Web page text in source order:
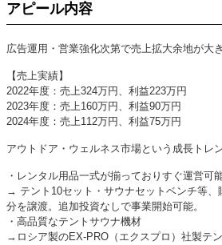
アピール内容
広告運用・営業強化次第で売上拡大余地が大
【売上実績】
2022年度：売上324万円、利益223万円
2023年度：売上160万円、利益90万円
2024年度：売上112万円、利益75万円
アウトドア・ウェルネス市場という成長トレ
・レンタル用品一式が揃っておりすぐ運営可
→ テント10セット・サウナセットベンチ等、
分を譲渡。追加投資なしで事業開始可能。
・高品質なテントサウナ機材
→ロシア製のEX-PRO（エクスプロ）社製テ